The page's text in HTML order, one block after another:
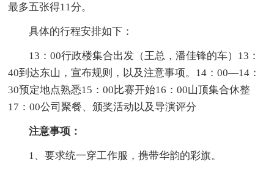
最多五张得11分。
具体的行程安排如下：
13：00行政楼集合出发（王总，潘佳锋的车）13：
40到达东山，宣布规则，以及注意事项。14：00—14：
30预定地点熟悉15：00比赛开始16：00山顶集合休整
17：00公司聚餐、颁奖活动以及导演评分
注意事项：
1、要求统一穿工作服，携带华韵的彩旗。